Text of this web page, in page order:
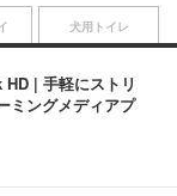
| 手軽にストリ
ミングメディアプ
犬用トイレ